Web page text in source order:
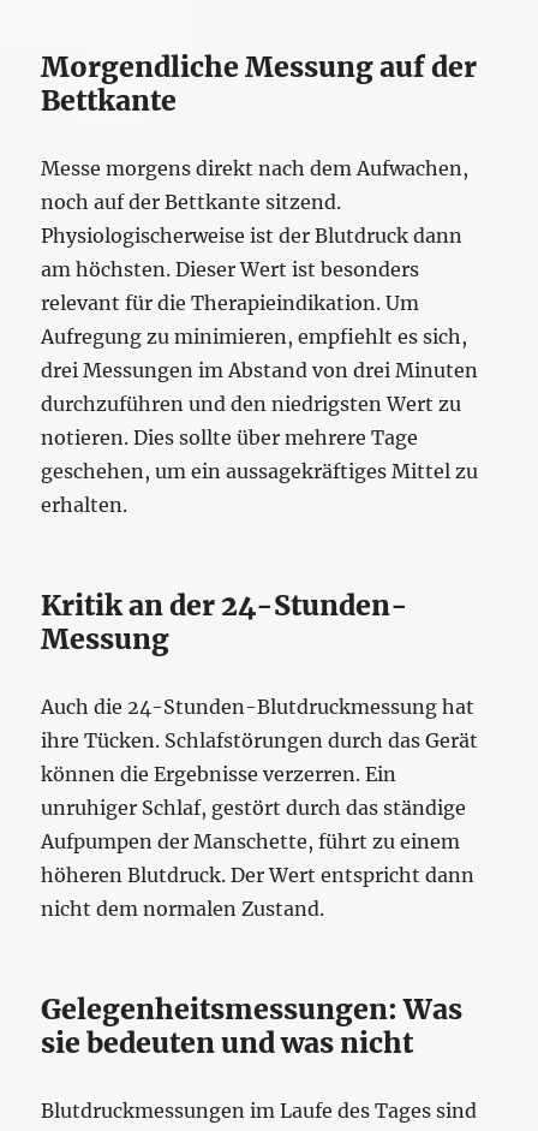
Morgendliche Messung auf der
Bettkante
Messe morgens direkt nach dem Aufwachen,
noch auf der Bettkante sitzend.
Physiologischerweise ist der Blutdruck dann
am höchsten. Dieser Wert ist besonders
relevant für die Therapieindikation. Um
Aufregung zu minimieren, empfiehlt es sich,
drei Messungen im Abstand von drei Minuten
durchzuführen und den niedrigsten Wert zu
notieren. Dies sollte über mehrere Tage
geschehen, um ein aussagekräftiges Mittel zu
erhalten.
Kritik an der 24-Stunden-
Messung
Auch die 24-Stunden-Blutdruckmessung hat
ihre Tücken. Schlafstörungen durch das Gerät
können die Ergebnisse verzerren. Ein
unruhiger Schlaf, gestört durch das ständige
Aufpumpen der Manschette, führt zu einem
höheren Blutdruck. Der Wert entspricht dann
nicht dem normalen Zustand.
Gelegenheitsmessungen: Was
sie bedeuten und was nicht
Blutdruckmessungen im Laufe des Tages sind